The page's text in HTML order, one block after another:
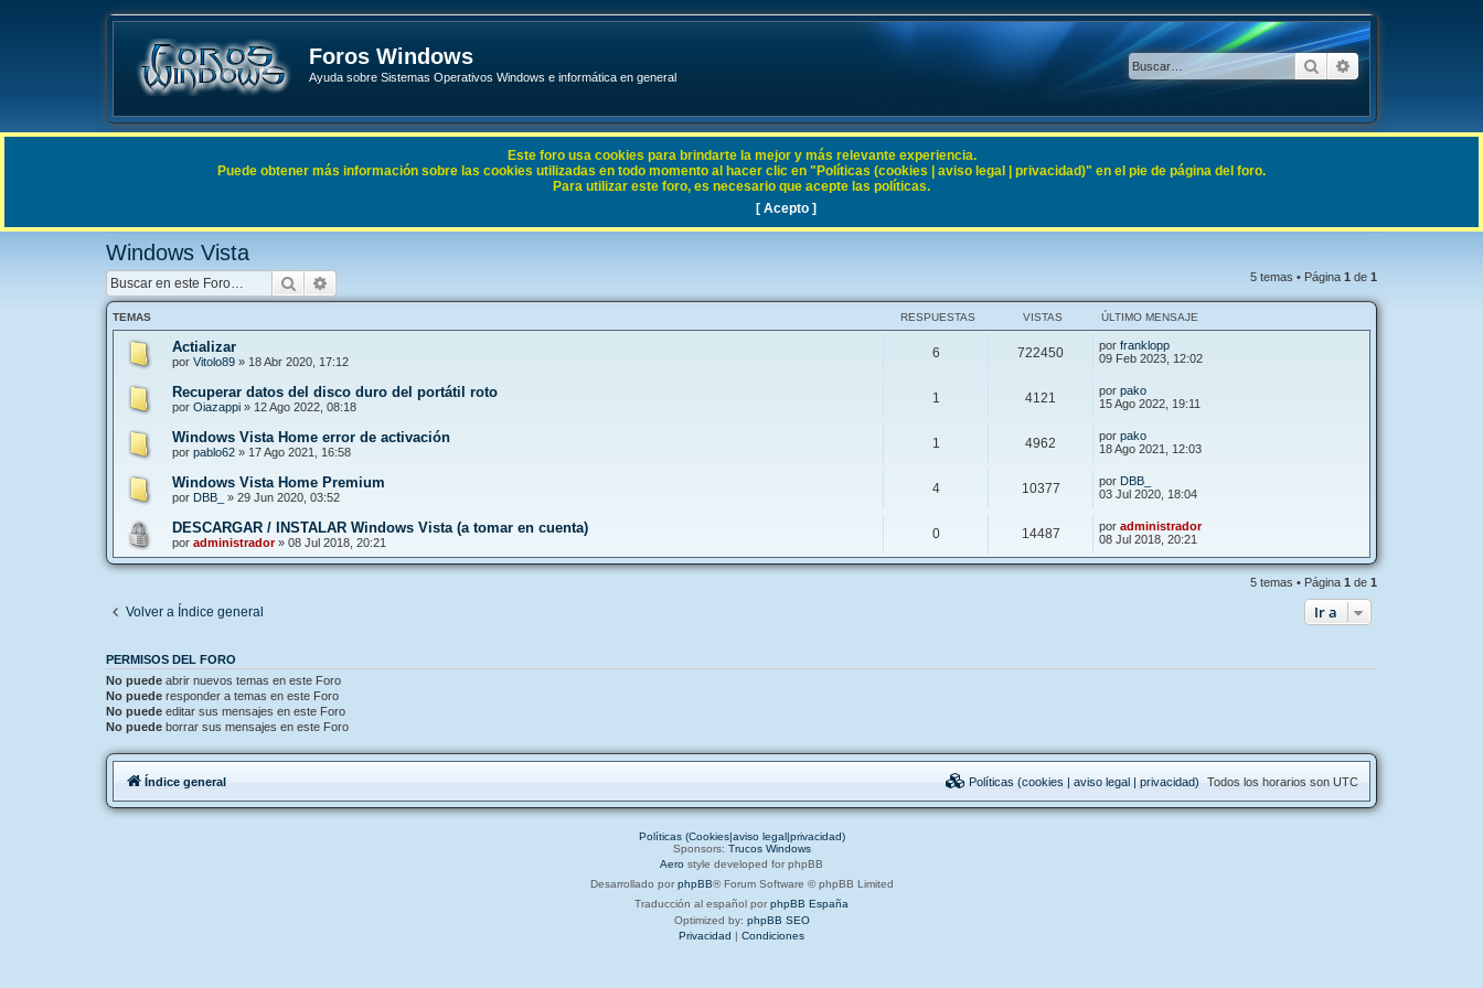
Foros Windows
Ayuda sobre Sistemas Operativos Windows e informática en general
BuscarBúsqueda
Enlaces rápidos FAQ
Windows Vista
Buscar 5 temas • Página 1 de 1
TEMAS RESPUESTAS VISTAS ÚLTIMO MENSAJE
Actializar
por Vitolo89 » 18 Abr 2020, 17:12
6 722450 por franklopp
09 Feb 2023, 12:02
Recuperar datos del disco duro del portátil roto
por Oiazappi » 12 Ago 2022, 08:18
1 4121 por pako
15 Ago 2022, 19:11
Windows Vista Home error de activación
por pablo62 » 17 Ago 2021, 16:58
1 4962 por pako
18 Ago 2021, 12:03
Windows Vista Home Premium
por DBB_ » 29 Jun 2020, 03:52
4 10377 por DBB_
03 Jul 2020, 18:04
DESCARGAR / INSTALAR Windows Vista (a tomar en cuenta)
por administrador» 08 Jul 2018, 20:21
0 14487 por administrador
08 Jul 2018, 20:21
5 temas • Página 1 de 1
Volver a Índice general Ir a
PERMISOS DEL FORO
No puede abrir nuevos temas en este Foro
No puede responder a temas en este Foro
No puede editar sus mensajes en este Foro
No puede borrar sus mensajes en este Foro
Este foro usa cookies para brindarte la mejor y más relevante experiencia.
Puede obtener más información sobre las cookies utilizadas en todo momento al hacer clic en "Políticas (cookies | aviso legal | privacidad)" en el pie de página del foro.
Para utilizar este foro, es necesario que acepte las políticas.
[ Acepto ]
Índice general Todos los horarios son UTC
Políticas (cookies | aviso legal | privacidad)
Políticas (Cookies|aviso legal|privacidad)
Sponsors: Trucos Windows
Aero style developed for phpBB
Desarrollado por phpBB® Forum Software © phpBB Limited
Traducción al español por phpBB España
Optimized by: phpBB SEO
Privacidad | Condiciones